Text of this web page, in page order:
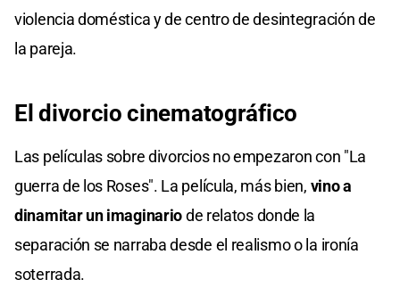
violencia doméstica y de centro de desintegración de
la pareja.
El divorcio cinematográfico
Las películas sobre divorcios no empezaron con "La
guerra de los Roses". La película, más bien, vino a
dinamitar un imaginariode relatos donde la
separación se narraba desde el realismo o la ironía
soterrada.